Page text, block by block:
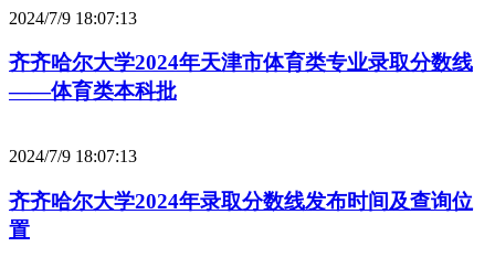
2024/7/9 18:07:13
齐齐哈尔大学2024年天津市体育类专业录取分数线
——体育类本科批
2024/7/9 18:07:13
齐齐哈尔大学2024年录取分数线发布时间及查询位
置